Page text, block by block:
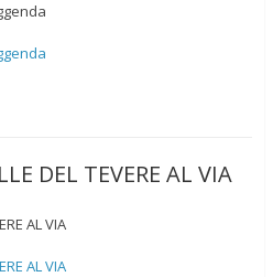
DEL TEVERE AL VIA
AL VIA
AL VIA